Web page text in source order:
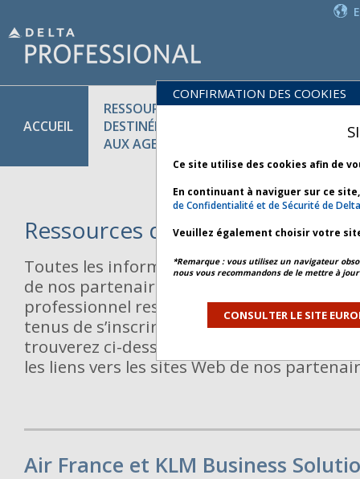
ACCUEIL
RESSOURCES
DESTINÉES
AUX AGENTS
ET
Ressources des partenaires
Toutes les informations concernant les
de nos partenaires sont disponibles sur
professionnel respectif. Les agents de
tenus de s’inscrire pour accéder à ces sites
trouverez ci-dessous de plus amples
les liens vers les sites Web de nos
Air France et KLM Business
CONFIRMATION DES COOKIES
Ce site utilise des cookies afin de
En continuant à naviguer sur ce
de Confidentialité et de Sécurité de Delta
Veuillez également choisir votre
*Remarque : vous utilisez un navigateur
nous vous recommandons de le mettre à
CONSULTER LE SITE